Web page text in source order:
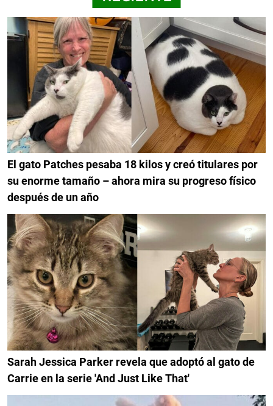
El gato Patches pesaba 18 kilos y creó titulares por
su enorme tamaño – ahora mira su progreso físico
después de un año
Sarah Jessica Parker revela que adoptó al gato de
Carrie en la serie 'And Just Like That'